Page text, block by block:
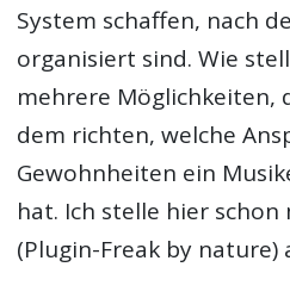
System schaffen, nach
organisiert sind. Wie
mehrere Möglichkeiten,
dem richten, welche
Gewohnheiten ein
hat. Ich stelle hier
(Plugin-Freak by nature)